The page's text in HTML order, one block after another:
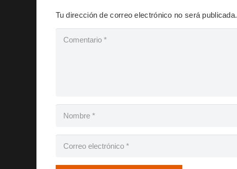
Tu dirección de correo electrónico no será publicada.